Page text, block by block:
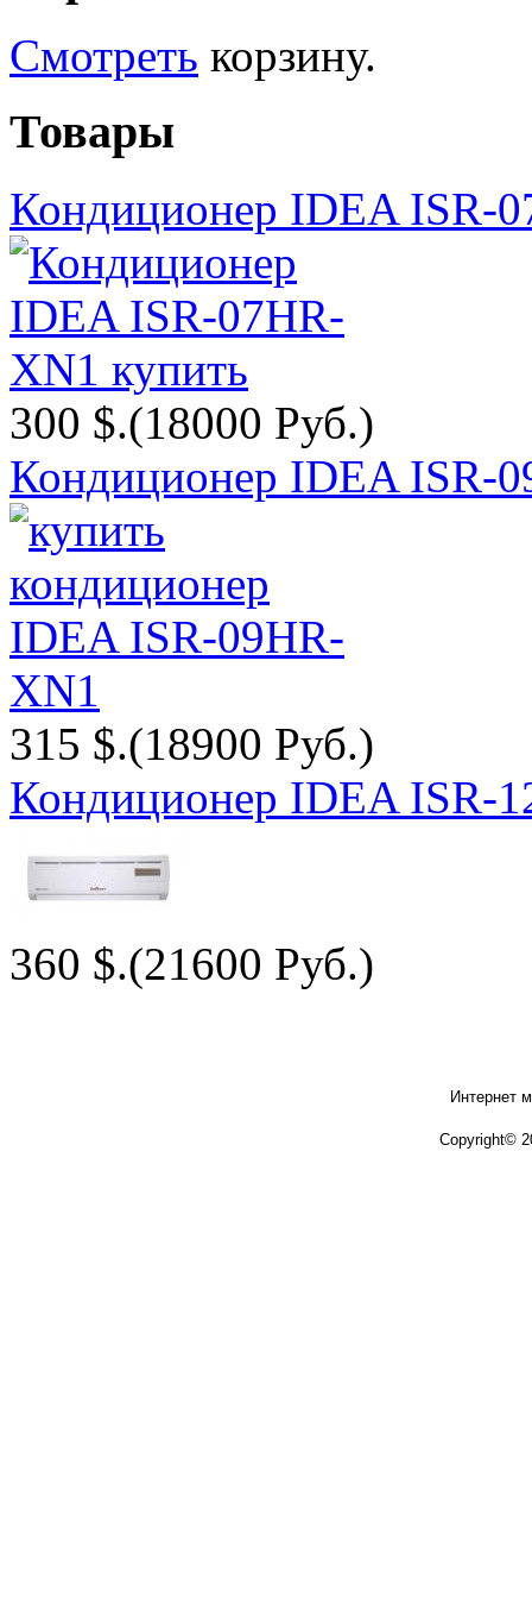
Смотреть корзину.
Товары
Кондиционер IDEA ISR-
300 $.(18000 Руб.)
Кондиционер IDEA ISR-
315 $.(18900 Руб.)
Кондиционер IDEA ISR-
360 $.(21600 Руб.)
Интернет
Copyright©